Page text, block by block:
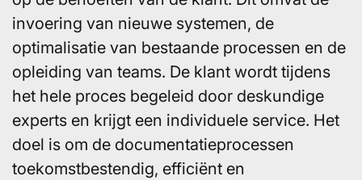
invoering van nieuwe systemen, de
optimalisatie van bestaande processen en de
opleiding van teams. De klant wordt tijdens
het hele proces begeleid door deskundige
experts en krijgt een individuele service. Het
doel is om de documentatieprocessen
toekomstbestendig, efficiënt en